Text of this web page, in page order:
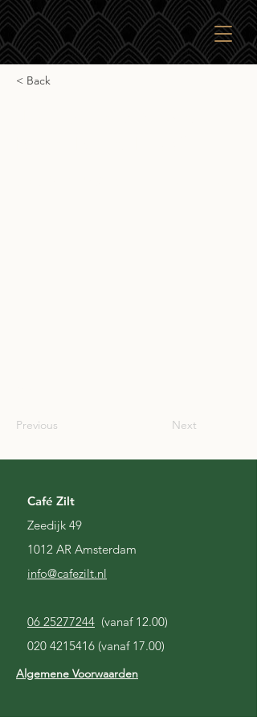
< Back
Previous Next
Café Zilt
Zeedijk 49
1012 AR Amsterdam
info@cafezilt.nl
06 25277244 (vanaf 12.00)
020 4215416 (vanaf 17.00)
Algemene Voorwaarden